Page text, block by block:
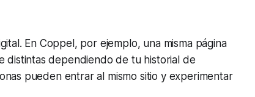
En Coppel, por ejemplo, una misma página
distintas dependiendo de tu historial de
pueden entrar al mismo sitio y experimentar